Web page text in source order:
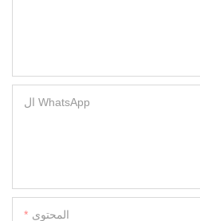
ال WhatsApp
المحتوى